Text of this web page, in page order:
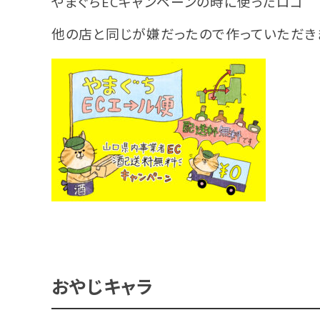
他の店と同じが嫌だったので作っていただき
おやじキャラ